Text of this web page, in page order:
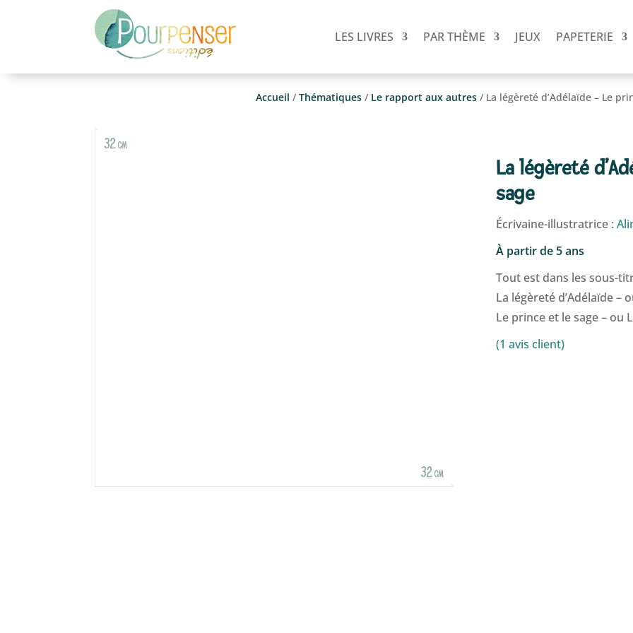
LES LIVRES PAR THÈME JEUX PAPETERIE
Accueil / Thématiques / Le rapport aux autres / La légèreté d’Adélaïde – Le
La légèreté
sage
Écrivaine-illustratrice :
À partir de 5 ans
Tout est dans les sous-
La légèreté d’Adélaïde –
Le prince et le sage – ou
(1 avis client)